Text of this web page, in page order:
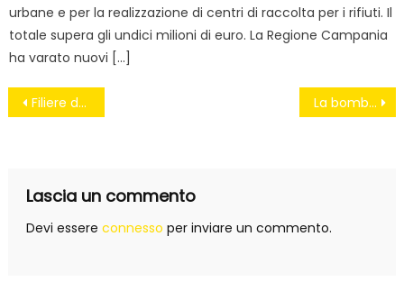
urbane e per la realizzazione di centri di raccolta per i rifiuti. Il
totale supera gli undici milioni di euro. La Regione Campania
ha varato nuovi […]
Navigazione
Filiere del recupero: oltre la differenziata La bomba di amianto che sta avvelenando Avellino
Lascia un commento
Devi essere connesso per inviare un commento.